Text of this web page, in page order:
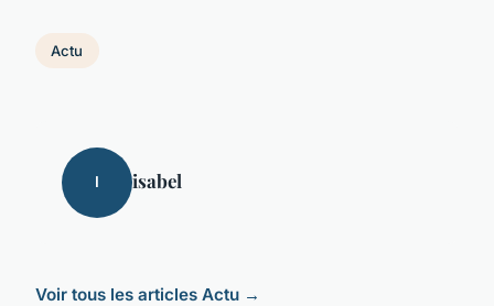
Actu
I isabel
Voir tous les articles Actu →